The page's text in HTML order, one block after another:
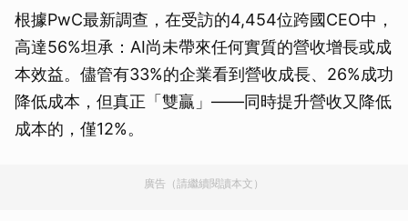
根據PwC最新調查，在受訪的4,454位跨國CEO中，
高達56%坦承：AI尚未帶來任何實質的營收增長或成
本效益。儘管有33%的企業看到營收成長、26%成功
降低成本，但真正「雙贏」——同時提升營收又降低
成本的，僅12%。
廣告（請繼續閱讀本文）